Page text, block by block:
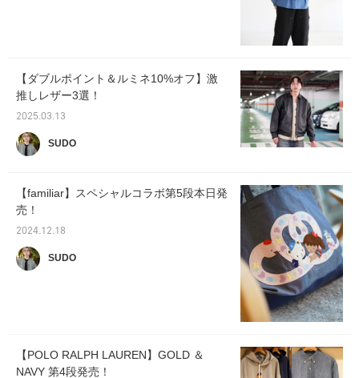
【ダブルポイント＆ルミネ10%オフ】激
推しレザー3選！
2025.03.13
SUDO
【familiar】スペシャルコラボ第5段本日発
売！
2024.12.18
SUDO
【POLO RALPH LAUREN】GOLD ＆
NAVY 第4段発売！